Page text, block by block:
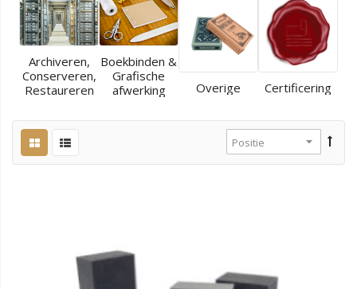
Archiveren,
Conserveren,
Restaureren
Boekbinden &
Grafische
afwerking
Overige Certificering